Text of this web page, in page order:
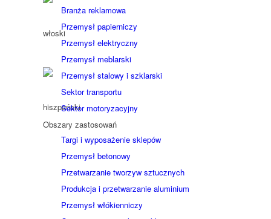
Branża reklamowa
Przemysł papierniczy
Przemysł elektryczny
Przemysł meblarski
Przemysł stalowy i szklarski
Sektor transportu
Sektor motoryzacyjny
Obszary zastosowań
Targi i wyposażenie sklepów
Przemysł betonowy
Przetwarzanie tworzyw sztucznych
Produkcja i przetwarzanie aluminium
Przemysł włókienniczy